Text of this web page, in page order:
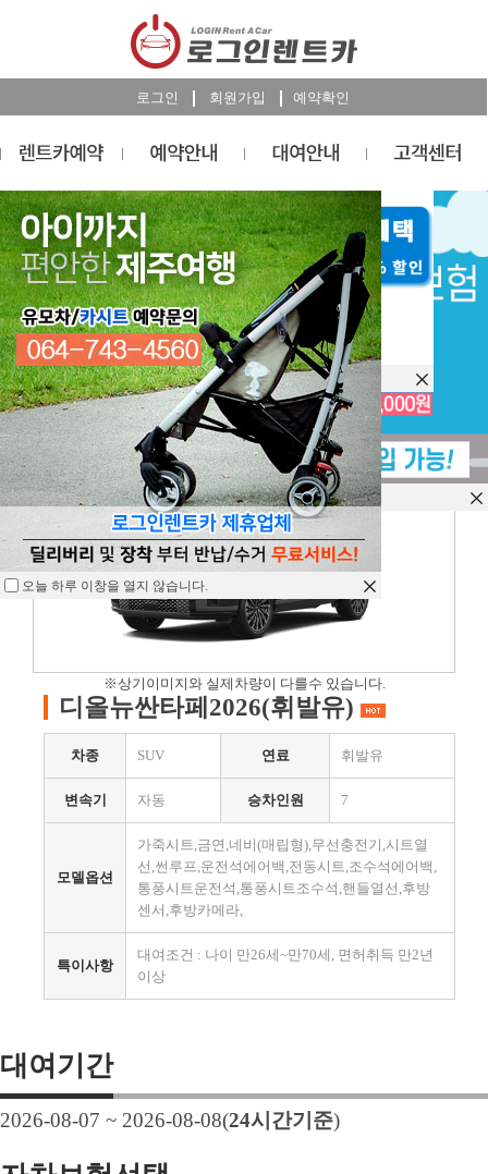
로그인 회원가입 예약확인
렌트카예약
RESERVATION
렌트카 예약하기
※상기이미지와 실제차량이 다를수 있습니다.
디올뉴싼타페2026(휘발유)
차종 SUV 연료 휘발유
변속기 자동 승차인원 7
모델옵션
가죽시트,금연,네비(매립형),무선충전기,시트열
선,썬루프,운전석에어백,전동시트,조수석에어백,
통풍시트운전석,통풍시트조수석,핸들열선,후방
센서,후방카메라,
특이사항
대여조건 : 나이 만26세~만70세, 면허취득 만2년
이상
대여기간
2026-08-07 ~ 2026-08-08(24시간기준)
오늘 하루 이창을 열지 않습니다.
오늘 하루 이창을 열지 않습니다.
오늘 하루 이창을 열지 않습니다.
오늘 하루 이창을 열지 않습니다.